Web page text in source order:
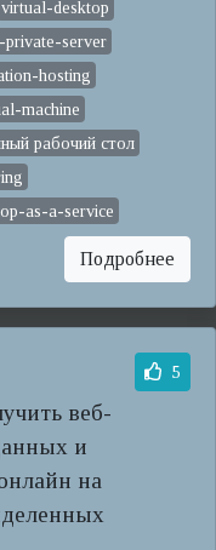
virtual-desktop
private-server
hosting
machine
рабочий стол
as-a-service
Подробнее
веб-
и
на
5